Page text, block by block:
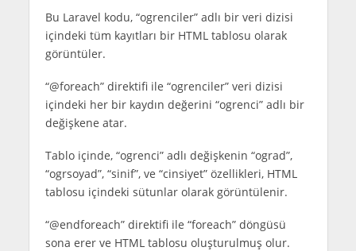
Bu Laravel kodu, “ogrenciler” adlı bir veri dizisi
içindeki tüm kayıtları bir HTML tablosu olarak
görüntüler.
“@foreach” direktifi ile “ogrenciler” veri dizisi
içindeki her bir kaydın değerini “ogrenci” adlı bir
değişkene atar.
Tablo içinde, “ogrenci” adlı değişkenin “ograd”,
“ogrsoyad”, “sinif”, ve “cinsiyet” özellikleri, HTML
tablosu içindeki sütunlar olarak görüntülenir.
“@endforeach” direktifi ile “foreach” döngüsü
sona erer ve HTML tablosu oluşturulmuş olur.